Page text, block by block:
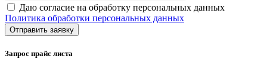
Даю согласие на обработку персональных данных
Политика обработки персональных данных
Запрос прайс листа